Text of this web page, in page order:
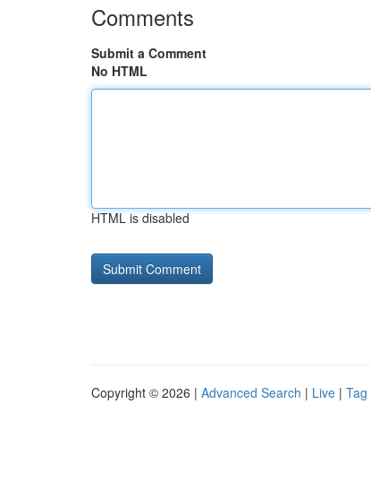
Comments
Submit a Comment
No HTML
HTML is disabled
Copyright © 2026 | Advanced Search | Live | Tag